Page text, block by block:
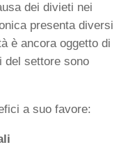
dei divieti nei
presenta diversi
è ancora oggetto di
del settore sono
a suo favore: